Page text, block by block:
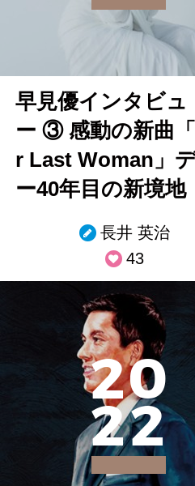
早見優インタビュ
ー ③ 感動の新曲
r Last Woman」
ー40年目の新境地
長井 英治
43
20
22